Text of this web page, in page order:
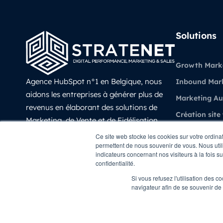
Ce site web stocke les cookies sur votre
permettent de nous souvenir de vous. Nous
indicateurs concernant nos visiteurs à la fois
confidentialité.
Si vous refusez l'utilisation des
navigateur afin de se souvenir
Agence HubSpot n°1 en Belgique, nous
aidons les entreprises à générer plus de
revenus en élaborant des solutions de
Marketing, de Vente et de Fidélisation
prédictives, évolutives et mesurable avec
Solutions
Growth
Inbound
Marketing
Création site
Experience